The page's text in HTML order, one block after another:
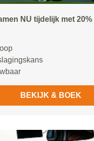
NU tijdelijk met
BEKIJK & BOEK